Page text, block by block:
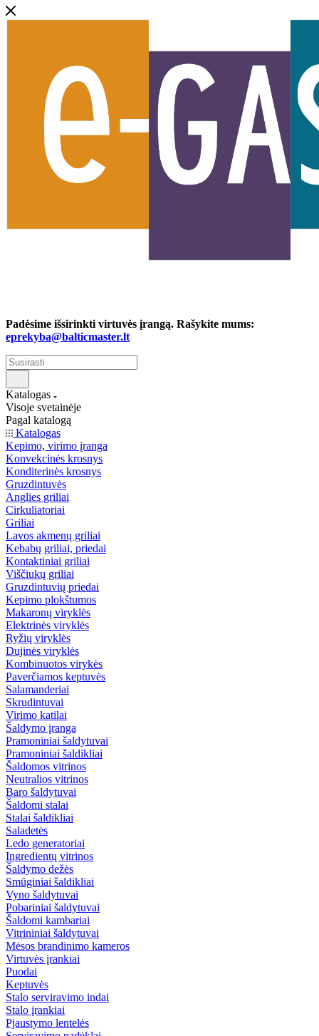
Padėsime išsirinkti virtuvės įrangą. Rašykite mums:
eprekyba@balticmaster.lt
Katalogas
Visoje svetainėje
Pagal katalogą
Katalogas
Kepimo, virimo įranga
Konvekcinės krosnys
Konditerinės krosnys
Gruzdintuvės
Anglies griliai
Cirkuliatoriai
Griliai
Lavos akmenų griliai
Kebabų griliai, priedai
Kontaktiniai griliai
Viščiukų griliai
Gruzdintuvių priedai
Kepimo plokštumos
Makaronų viryklės
Elektrinės viryklės
Ryžių viryklės
Dujinės viryklės
Kombinuotos virykės
Paverčiamos keptuvės
Salamanderiai
Skrudintuvai
Virimo katilai
Šaldymo įranga
Pramoniniai šaldytuvai
Pramoniniai šaldikliai
Šaldomos vitrinos
Neutralios vitrinos
Baro šaldytuvai
Šaldomi stalai
Stalai šaldikliai
Saladetės
Ledo generatoriai
Ingredientų vitrinos
Šaldymo dežės
Smūginiai šaldikliai
Vyno šaldytuvai
Pobariniai šaldytuvai
Šaldomi kambariai
Vitrininiai šaldytuvai
Mėsos brandinimo kameros
Virtuvės įrankiai
Puodai
Keptuvės
Stalo serviravimo indai
Stalo įrankiai
Pjaustymo lentelės